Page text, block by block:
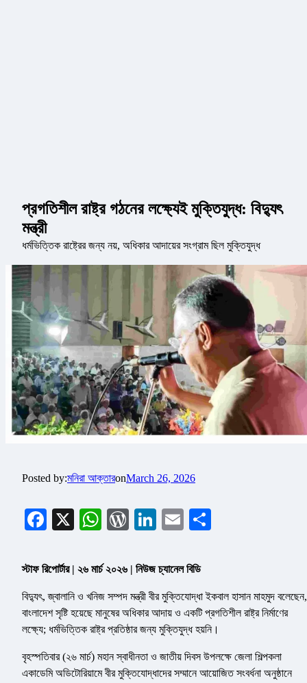
প্রগতিশীল রাষ্ট্র গঠনের লক্ষ্যেই মুক্তিযুদ্ধ: বিদ্যুৎ
মন্ত্রী
ধর্মভিত্তিক রাষ্ট্রের জন্য নয়, অধিকার আদায়ের সংগ্রাম ছিল মুক্তিযুদ্ধ
Posted by:মনিরা আক্তারonMarch 26, 2026
Facebook
X WhatsApp
WordPress
LinkedIn
Email
স্টাফ রিপোর্টার | ২৬ মার্চ ২০২৬ | নিউজ চ্যানেল বিডি
বিদ্যুৎ, জ্বালানি ও খনিজ সম্পদ মন্ত্রী বীর মুক্তিযোদ্ধা ইকবাল হাসান মাহমুদ বলেছেন,
বাংলাদেশ সৃষ্টি হয়েছে মানুষের অধিকার আদায় ও একটি প্রগতিশীল রাষ্ট্র নির্মাণের
লক্ষ্যে; ধর্মভিত্তিক রাষ্ট্র প্রতিষ্ঠার জন্য মুক্তিযুদ্ধ হয়নি।
বৃহস্পতিবার (২৬ মার্চ) মহান স্বাধীনতা ও জাতীয় দিবস উপলক্ষে জেলা শিল্পকলা
একাডেমি অডিটোরিয়ামে বীর মুক্তিযোদ্ধাদের সম্মানে আয়োজিত সংবর্ধনা অনুষ্ঠানে